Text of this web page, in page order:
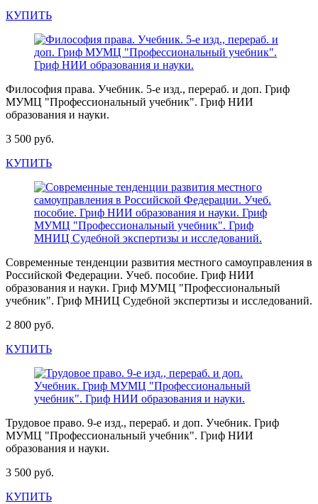
КУПИТЬ
Философия права. Учебник. 5-е изд., перераб. и доп. Гриф
МУМЦ "Профессиональный учебник". Гриф НИИ
образования и науки.
3 500 руб.
КУПИТЬ
Современные тенденции развития местного самоуправления в
Российской Федерации. Учеб. пособие. Гриф НИИ
образования и науки. Гриф МУМЦ "Профессиональный
учебник". Гриф МНИЦ Судебной экспертизы и исследований.
2 800 руб.
КУПИТЬ
Трудовое право. 9-е изд., перераб. и доп. Учебник. Гриф
МУМЦ "Профессиональный учебник". Гриф НИИ
образования и науки.
3 500 руб.
КУПИТЬ